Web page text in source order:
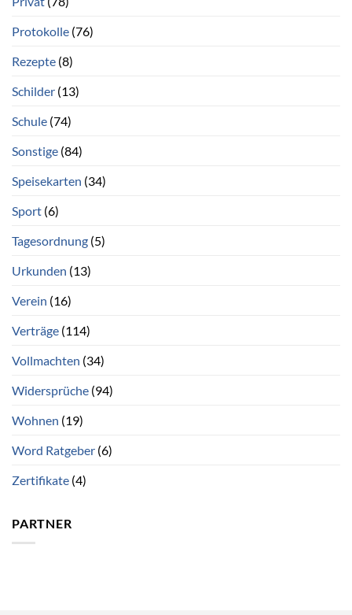
Protokolle (76)
Rezepte (8)
Schilder (13)
Schule (74)
Sonstige (84)
Speisekarten (34)
Sport (6)
Tagesordnung (5)
Urkunden (13)
Verein (16)
Verträge (114)
Vollmachten (34)
Widersprüche (94)
Wohnen (19)
Word Ratgeber (6)
Zertifikate (4)
PARTNER